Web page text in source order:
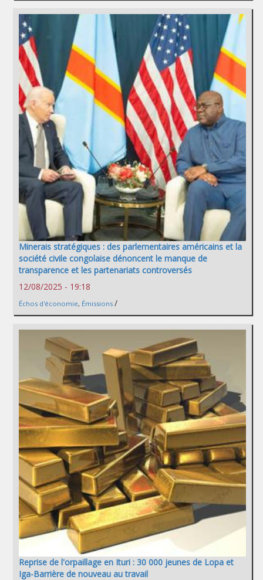
Minerais stratégiques : des parlementaires américains et la
société civile congolaise dénoncent le manque de
transparence et les partenariats controversés
12/08/2025 - 19:18
Échos d'économie, Émissions /
Reprise de l'orpaillage en Ituri : 30 000 jeunes de Lopa et
Iga-Barrière de nouveau au travail